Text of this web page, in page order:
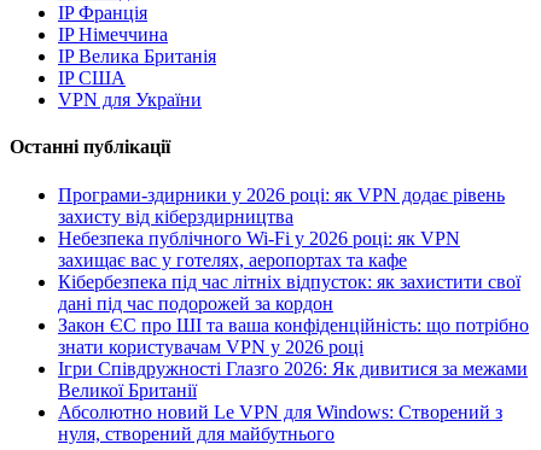
IP Франція
IP Німеччина
IP Велика Британія
IP США
VPN для України
Останні публікації
Програми-здирники у 2026 році: як VPN додає рівень
захисту від кіберздирництва
Небезпека публічного Wi-Fi у 2026 році: як VPN
захищає вас у готелях, аеропортах та кафе
Кібербезпека під час літніх відпусток: як захистити свої
дані під час подорожей за кордон
Закон ЄС про ШІ та ваша конфіденційність: що потрібно
знати користувачам VPN у 2026 році
Ігри Співдружності Глазго 2026: Як дивитися за межами
Великої Британії
Абсолютно новий Le VPN для Windows: Створений з
нуля, створений для майбутнього